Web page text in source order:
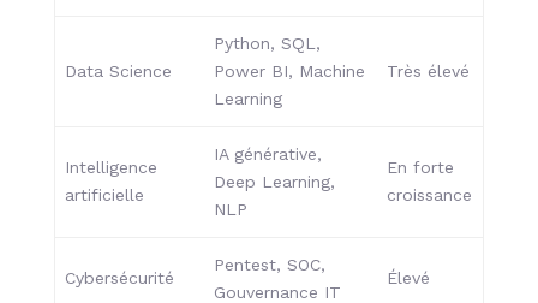
Data Science
Python, SQL,
Power BI, Machine
Learning
Très élevé
Intelligence
artificielle
IA générative,
Deep Learning,
NLP
En forte
croissance
Cybersécurité
Pentest, SOC,
Gouvernance IT
Élevé